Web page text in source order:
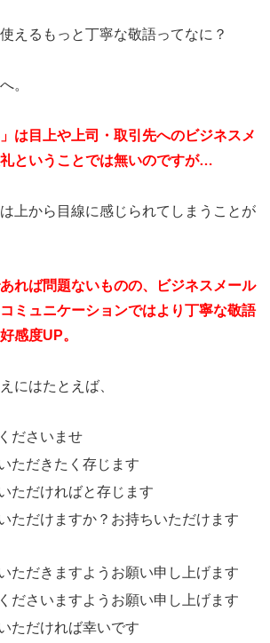
えるもっと丁寧な敬語ってなに？
。
は 目上や上司・取引先へのビジネスメ
ということでは無いのですが…
上から目線に感じられてしまうことが
れば問題ないものの、ビジネスメール
ミュニケーションではより丁寧な敬語
感度UP。
にはたとえば、
ださいませ
ただきたく存じます
ただければと存じます
ただけますか？お持ちいただけます
ただきますようお願い申し上げます
ださいますようお願い申し上げます
ただければ幸いです